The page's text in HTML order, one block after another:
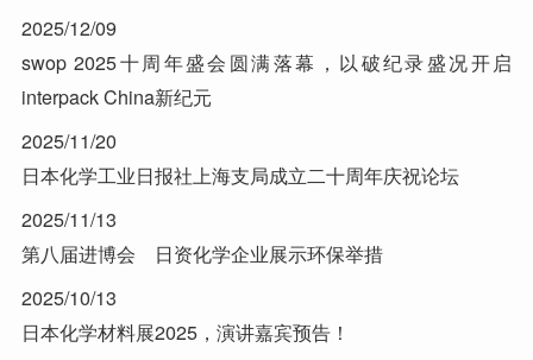
2025/12/09
swop 2025十周年盛会圆满落幕，以破纪录盛况开启
interpack China新纪元
2025/11/20
日本化学工业日报社上海支局成立二十周年庆祝论坛
2025/11/13
第八届进博会 日资化学企业展示环保举措
2025/10/13
日本化学材料展2025，演讲嘉宾预告！